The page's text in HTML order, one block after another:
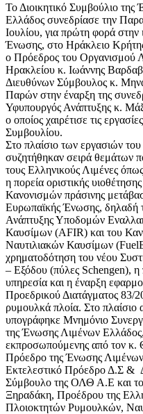
Το Διοικητικό Συμβούλιο
Ελλάδος συνεδρίασε την
Ιουλίου, για πρώτη φορά στην
Ένωσης, στο Ηράκλειο
ο Πρόεδρος του Οργανισμού
Ηρακλείου κ. Ιωάννης
Διευθύνων Σύμβουλος κ.
Παρών στην έναρξη της
Υφυπουργός Ανάπτυξης κ.
ο οποίος χαιρέτισε τις
Συμβουλίου.
Στο πλαίσιο των εργασιών
συζητήθηκαν σειρά θεμάτων
τους Ελληνικούς Λιμένες
η πορεία οριστικής
Κανονισμών πράσινης
Ευρωπαϊκής Ένωσης, δηλαδή
Ανάπτυξης Υποδομών
Καυσίμων (AFIR) και του
Ναυτιλιακών Καυσίμων
χρηματοδότηση του νέου
– Εξόδου (πύλες Schengen), η
υπηρεσία και η έναρξη
Προεδρικού Διατάγματος 83/
ρυμουλκά πλοία. Στο πλαίσιο
υπογράφηκε Μνημόνιο
της Ένωσης Λιμένων Ελλάδος,
εκπροσωπούμενης από τον κ.
Πρόεδρο της Ένωσης
Εκτελεστικό Πρόεδρο Δ.Σ &
Σύμβουλο της ΟΛΘ Α.Ε και
Ξηραδάκη, Προέδρου της
Πλοιοκτητών Ρυμουλκών,